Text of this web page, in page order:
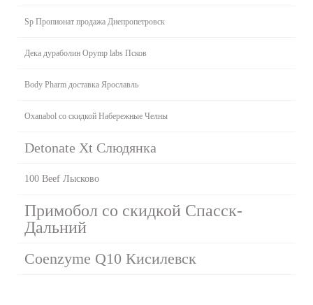
Sp Пропионат продажа Днепропетровск
Дека дураболин Opymp labs Псков
Body Pharm доставка Ярославль
Oxanabol со скидкой Набережные Челны
Detonate Xt Слюдянка
100 Beef Лысково
Примобол со скидкой Спасск-
Дальний
Coenzyme Q10 Кисилевск